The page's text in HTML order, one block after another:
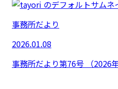
事務所だより
2026.01.08
事務所だより第76号 （2026年